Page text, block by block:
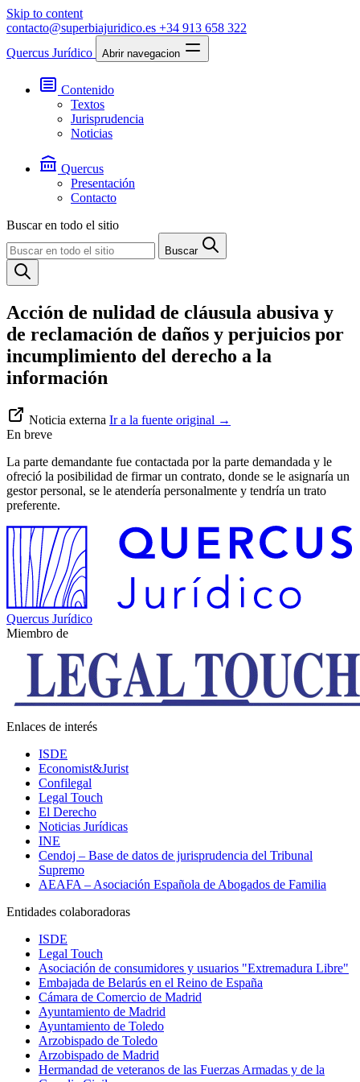
Skip to content
contacto@superbiajuridico.es +34 913 658 322
Quercus Jurídico
Abrir navegacion
Contenido
Textos
Jurisprudencia
Noticias
Quercus
Presentación
Contacto
Buscar en todo el sitio
Buscar
Acción de nulidad de cláusula abusiva y
de reclamación de daños y perjuicios por
incumplimiento del derecho a la
información
Noticia externa Ir a la fuente original →
En breve
La parte demandante fue contactada por la parte demandada y le
ofreció la posibilidad de firmar un contrato, donde se le asignaría un
gestor personal, se le atendería personalmente y tendría un trato
preferente.
Quercus Jurídico
Miembro de
Enlaces de interés
ISDE
Economist&Jurist
Confilegal
Legal Touch
El Derecho
Noticias Jurídicas
INE
Cendoj – Base de datos de jurisprudencia del Tribunal
Supremo
AEAFA – Asociación Española de Abogados de Familia
Entidades colaboradoras
ISDE
Legal Touch
Asociación de consumidores y usuarios "Extremadura Libre"
Embajada de Belarús en el Reino de España
Cámara de Comercio de Madrid
Ayuntamiento de Madrid
Ayuntamiento de Toledo
Arzobispado de Toledo
Arzobispado de Madrid
Hermandad de veteranos de las Fuerzas Armadas y de la